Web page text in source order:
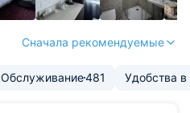
Сначала рекомендуемые
Обслуживание481 Удобства